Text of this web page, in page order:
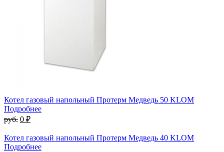
Котел газовый напольный Протерм Медведь 50 KLOM
Подробнее
руб. 0 ₽
Котел газовый напольный Протерм Медведь 40 KLOM
Подробнее